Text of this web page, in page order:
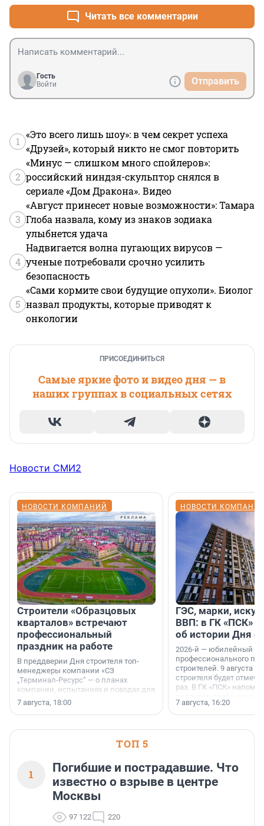
Читать все комментарии
Гость
Войти
Отправить
1
«Это всего лишь шоу»: в чем секрет успеха
«Друзей», который никто не смог повторить
2
«Минус — слишком много спойлеров»:
российский ниндзя-скульптор снялся в
сериале «Дом Дракона». Видео
3
«Август принесет новые возможности»: Тамара
Глоба назвала, кому из знаков зодиака
улыбнется удача
4
Надвигается волна пугающих вирусов —
ученые потребовали срочно усилить
безопасность
5
«Сами кормите свои будущие опухоли». Биолог
назвал продукты, которые приводят к
онкологии
ПРИСОЕДИНИТЬСЯ
Самые яркие фото и видео дня — в
наших группах в социальных сетях
Новости СМИ2
НОВОСТИ КОМПАНИЙ
Строители «Образцовых
кварталов» встречают
профессиональный
праздник на работе
В преддверии Дня строителя топ-
менеджеры компании «СЗ
„Терминал-Ресурс“ — о планах
компании, испытаниях и поводах для
осторожного оптимизма.
7 августа, 18:00
НОВОСТИ
ГЭС, марки,
ВВП: в ГК «ПСК»
об истории Дня
2026-й — юбилейный
профессионального
строителей. 9 августа
строителя будет
раз. В ГК «ПСК»
поменялась роль
7 августа, 16:20
ТОП 5
1
Погибшие и пострадавшие. Что
известно о взрыве в центре
Москвы
97 122 220